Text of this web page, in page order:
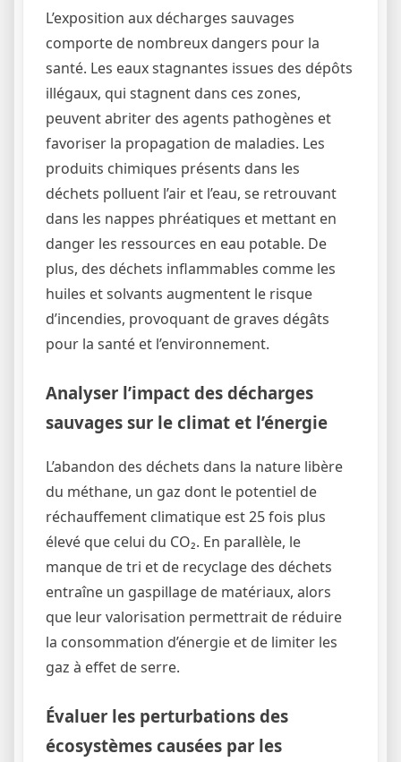
L’exposition aux décharges sauvages
comporte de nombreux dangers pour la
santé. Les eaux stagnantes issues des dépôts
illégaux, qui stagnent dans ces zones,
peuvent abriter des agents pathogènes et
favoriser la propagation de maladies. Les
produits chimiques présents dans les
déchets polluent l’air et l’eau, se retrouvant
dans les nappes phréatiques et mettant en
danger les ressources en eau potable. De
plus, des déchets inflammables comme les
huiles et solvants augmentent le risque
d’incendies, provoquant de graves dégâts
pour la santé et l’environnement.
Analyser l’impact des décharges
sauvages sur le climat et l’énergie
L’abandon des déchets dans la nature libère
du méthane, un gaz dont le potentiel de
réchauffement climatique est 25 fois plus
élevé que celui du CO₂. En parallèle, le
manque de tri et de recyclage des déchets
entraîne un gaspillage de matériaux, alors
que leur valorisation permettrait de réduire
la consommation d’énergie et de limiter les
gaz à effet de serre.
Évaluer les perturbations des
écosystèmes causées par les